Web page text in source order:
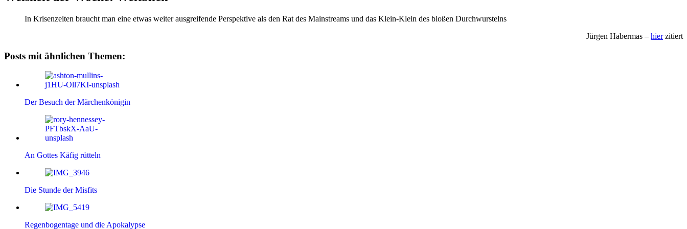
In Krisenzeiten braucht man eine etwas weiter ausgreifende Perspektive als den Rat des Mainstreams und das Klein-Klein des bloßen Durchwurstelns
Jürgen Habermas – hierzitiert
Posts mit ähnlichen Themen:
Der Besuch der Märchenkönigin
An Gottes Käfig rütteln
Die Stunde der Misfits
Regenbogentage und die Apokalypse